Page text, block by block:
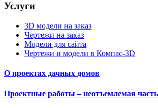
Услуги
3D модели на заказ
Чертежи на заказ
Модели для сайта
Чертежи и модели в Компас-3D
О проектах дачных домов
Проектные работы – неотъемлемая часть